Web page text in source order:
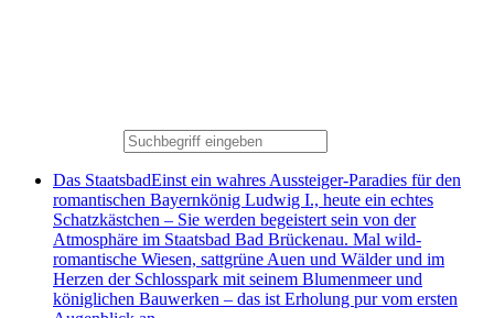
Das StaatsbadEinst ein wahres Aussteiger-Paradies für den
romantischen Bayernkönig Ludwig I., heute ein echtes
Schatzkästchen – Sie werden begeistert sein von der
Atmosphäre im Staatsbad Bad Brückenau. Mal wild-
romantische Wiesen, sattgrüne Auen und Wälder und im
Herzen der Schlosspark mit seinem Blumenmeer und
königlichen Bauwerken – das ist Erholung pur vom ersten